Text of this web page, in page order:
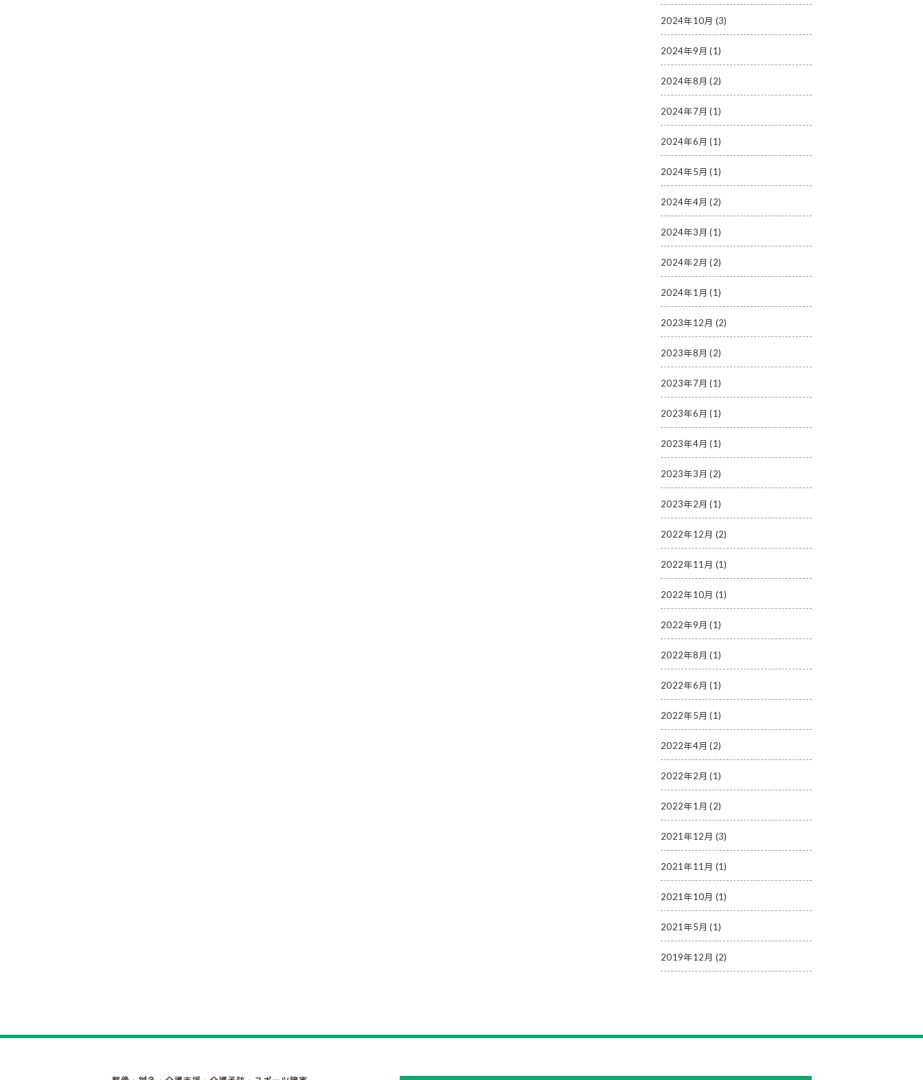
2024年10月 (3)
2024年9月 (1)
2024年8月 (2)
2024年7月 (1)
2024年6月 (1)
2024年5月 (1)
2024年4月 (2)
2024年3月 (1)
2024年2月 (2)
2024年1月 (1)
2023年12月 (2)
2023年8月 (2)
2023年7月 (1)
2023年6月 (1)
2023年4月 (1)
2023年3月 (2)
2023年2月 (1)
2022年12月 (2)
2022年11月 (1)
2022年10月 (1)
2022年9月 (1)
2022年8月 (1)
2022年6月 (1)
2022年5月 (1)
2022年4月 (2)
2022年2月 (1)
2022年1月 (2)
2021年12月 (3)
2021年11月 (1)
2021年10月 (1)
2021年5月 (1)
2019年12月 (2)